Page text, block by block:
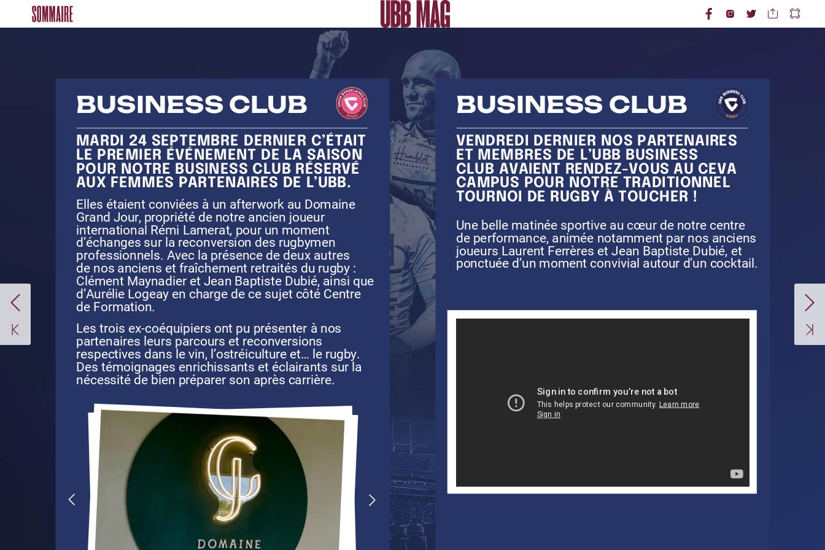
MARDI 24 SEPTEMBRE DERNIER C’ÉTAIT
LE PREMIER ÉVÉNEMENT DE LA SAISON
POUR NOTRE BUSINESS CLUB RÉSERVÉ
AUX FEMMES PARTENAIRES DE L’UBB.
Elles étaient conviées à un afterwork au Domaine
Grand Jour, propriété de notre ancien joueur
international Rémi Lamerat, pour un moment
d’échanges sur la reconversion des rugbymen
professionnels. Avec la présence de deux autres
de nos anciens et fraîchement retraités du rugby :
Clément Maynadier et Jean Baptiste Dubié, ainsi que
d’Aurélie Logeay en charge de ce sujet côté Centre
de Formation.
Les trois ex-coéquipiers ont pu présenter à nos
partenaires leurs parcours et reconversions
respectives dans le vin, l’ostréiculture et… le rugby.
Des témoignages enrichissants et éclairants sur la
nécessité de bien préparer son après carrière.
BUSINESS CLUB BUSINESS CLUB
VENDREDI DERNIER NOS PARTENAIRES
ET MEMBRES DE L’UBB BUSINESS
CLUB AVAIENT RENDEZ-VOUS AU CEVA
CAMPUS POUR NOTRE TRADITIONNEL
TOURNOI DE RUGBY À TOUCHER !
Une belle matinée sportive au cœur de notre centre
de performance, animée notamment par nos anciens
joueurs Laurent Ferrères et Jean Baptiste Dubié, et
ponctuée d’un moment convivial autour d’un cocktail.
BUSINESS CLUB